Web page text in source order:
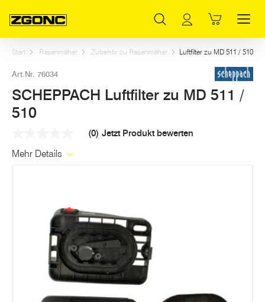
Start Rasenmäher Zubehör zu Rasenmäher Luftfilter zu MD 511 / 510
Art.Nr. 76034
SCHEPPACH Luftfilter zu MD 511 /
510
Link
(0) Jetzt Produkt bewerten
Mehr Details